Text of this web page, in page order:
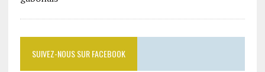
SUIVEZ-NOUS SUR FACEBOOK